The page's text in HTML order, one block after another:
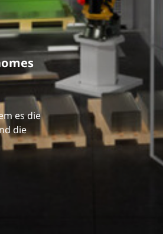
es die
die